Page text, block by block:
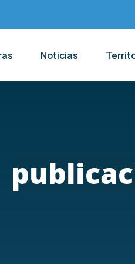
Noticias